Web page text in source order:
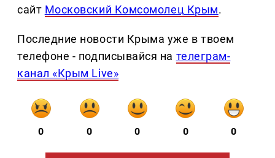
сайт Московский Комсомолец Крым.
Последние новости Крыма уже в твоем
телефоне - подписывайся на телеграм-
канал «Крым Live»
0 0 0 0 0